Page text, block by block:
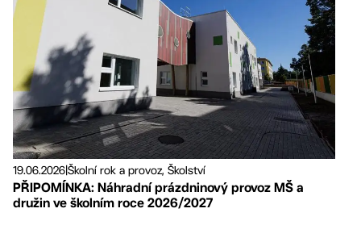
19.06.2026Školní rok a provoz, Školství
PŘIPOMÍNKA: Náhradní prázdninový provoz MŠ a
družin ve školním roce 2026/2027